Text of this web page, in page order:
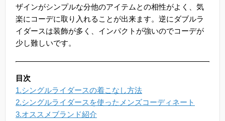
ザインがシンプルな分他のアイテムとの相性がよく、気
楽にコーデに取り入れることが出来ます。逆にダブルラ
イダースは装飾が多く、インパクトが強いのでコーデが
少し難しいです。
目次
1.シングルライダースの着こなし方法
2.シングルライダースを使ったメンズコーディネート
3.オススメブランド紹介